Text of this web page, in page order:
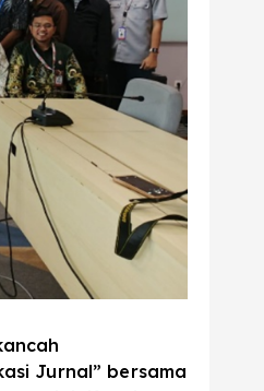
Jurnal” bersama